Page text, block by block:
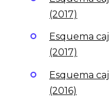
(2017)
Esquema
(2017)
Esquema
(2016)